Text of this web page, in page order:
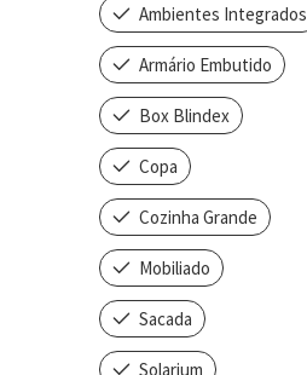
Ambientes Integrados
Armário Embutido
Box Blindex
Copa
Cozinha Grande
Mobiliado
Sacada
Solarium